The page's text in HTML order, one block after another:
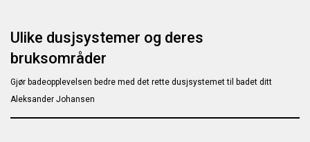
Ulike dusjsystemer og deres
bruksområder
Gjør badeopplevelsen bedre med det rette dusjsystemet til badet ditt
Aleksander Johansen